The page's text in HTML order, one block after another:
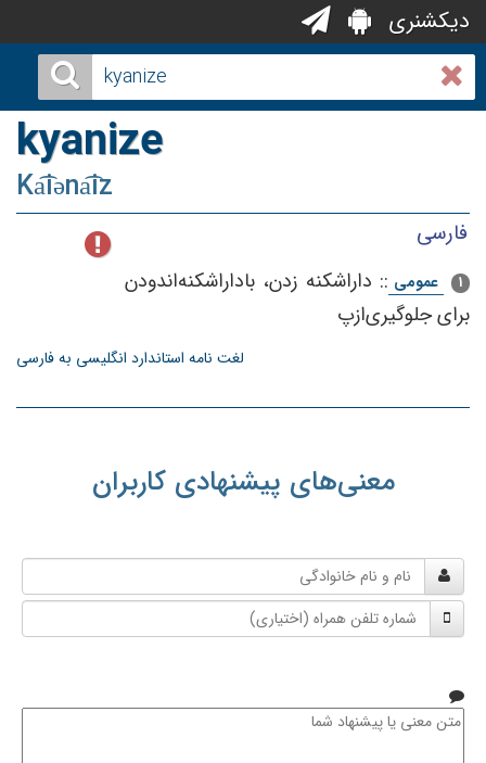
دیکشنری
kyanize
Ka͡iəna͡iz
فارسی
1 عمومی :: داراشكنه‌ زدن‌، باداراشكنه‌اندودن‌
برای‌ جلوگیری‌ازپ
لغت نامه استاندارد انگلیسی به فارسی
معنی‌های پیشنهادی کاربران
و
نام
خانوادگی
شماره
تلفن
متن